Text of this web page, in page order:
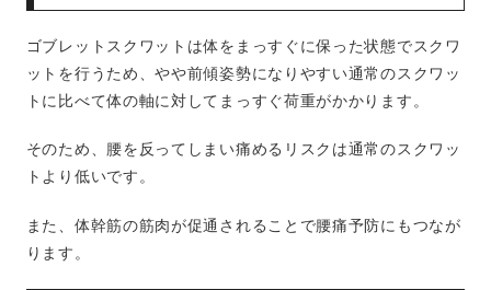
ゴブレットスクワットは体をまっすぐに保った状態でスクワ
ットを行うため、やや前傾姿勢になりやすい通常のスクワッ
トに比べて体の軸に対してまっすぐ荷重がかかります。
そのため、腰を反ってしまい痛めるリスクは通常のスクワッ
トより低いです。
また、体幹筋の筋肉が促通されることで腰痛予防にもつなが
ります。